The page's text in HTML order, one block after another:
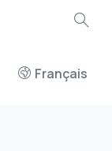
Français